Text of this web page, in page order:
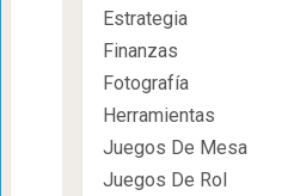
Estrategia
Finanzas
Fotografía
Herramientas
Juegos De Mesa
Juegos De Rol